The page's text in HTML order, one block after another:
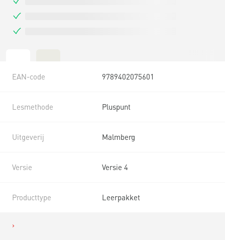
EAN-code 9789402075601
Lesmethode Pluspunt
Uitgeverij Malmberg
Versie Versie 4
Producttype Leerpakket